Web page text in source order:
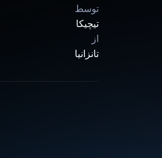
توسط
تیچیکا
از
تانزانیا